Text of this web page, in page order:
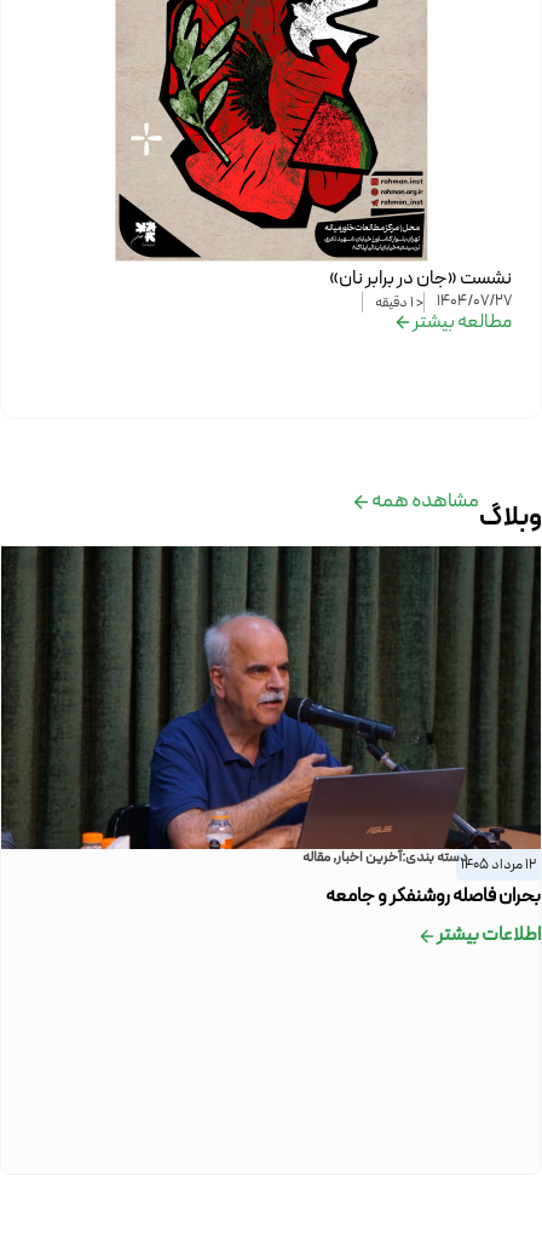
نشست «جان در برابر نان»
1404/07/27
< 1 دقیقه
مطالعه بیشتر
وبلاگمشاهده همه
12 مرداد 1405 دسته بندی:آخرین اخبار,مقاله
بحران فاصله روشنفکر و جامعه
اطلاعات بیشتر